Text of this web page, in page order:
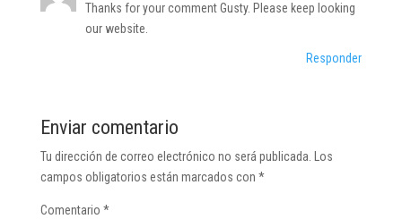
Thanks for your comment Gusty. Please keep looking
our website.
Responder
Enviar comentario
Tu dirección de correo electrónico no será publicada.
Los
campos obligatorios están marcados con *
Comentario *